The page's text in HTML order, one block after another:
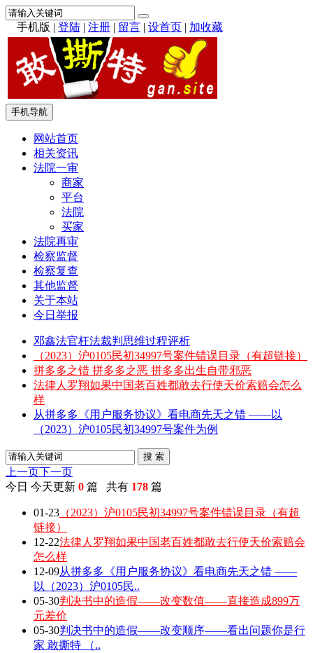
手机版 | 登陆 | 注册 | 留言 | 设首页 | 加收藏
手机导航
网站首页
相关资讯
法院一审
商家
平台
法院
买家
法院再审
检察监督
检察复查
其他监督
关于本站
今日举报
邓鑫法官枉法裁判思维过程评析
（2023）沪0105民初34997号案件错误目录（有超链接）
拼多多之错 拼多多之恶 拼多多出生自带邪恶
法律人罗翔如果中国老百姓都敢去行使天价索赔会怎么
样
从拼多多《用户服务协议》看电商先天之错 ——以
（2023）沪0105民初34997号案件为例
搜 索
上一页下一页
今日 今天更新 0 篇 共有 178 篇
01-23 （2023）沪0105民初34997号案件错误目录（有超
链接）
12-22法律人罗翔如果中国老百姓都敢去行使天价索赔会
怎么样
12-09从拼多多《用户服务协议》看电商先天之错 ——
以（2023）沪0105民..
05-30判决书中的造假——改变数值——直接造成899万
元差价
05-30判决书中的造假——改变顺序——看出问题你是行
家 敢撕特 （..